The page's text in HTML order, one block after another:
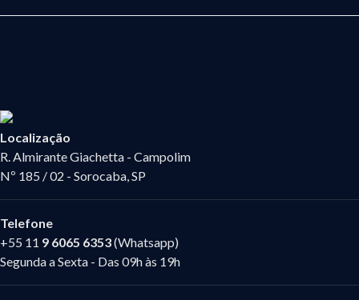
Localização
R. Almirante Giachetta - Campolim
Nº 185 / 02 - Sorocaba, SP
Telefone
+55 11 9 6065 6353(Whatsapp)
Segunda a Sexta - Das 09h às 19h